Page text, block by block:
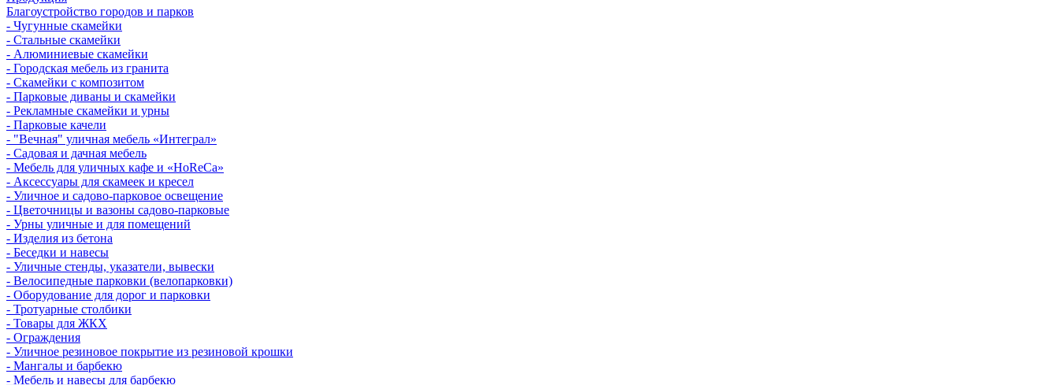
Благоустройство городов и парков
- Чугунные скамейки
- Стальные скамейки
- Алюминиевые скамейки
- Городская мебель из гранита
- Скамейки с композитом
- Парковые диваны и скамейки
- Рекламные скамейки и урны
- Парковые качели
- "Вечная" уличная мебель «Интеграл»
- Садовая и дачная мебель
- Мебель для уличных кафе и «HoReCa»
- Аксессуары для скамеек и кресел
- Уличное и садово-парковое освещение
- Цветочницы и вазоны садово-парковые
- Урны уличные и для помещений
- Изделия из бетона
- Беседки и навесы
- Уличные стенды, указатели, вывески
- Велосипедные парковки (велопарковки)
- Оборудование для дорог и парковки
- Тротуарные столбики
- Товары для ЖКХ
- Ограждения
- Уличное резиновое покрытие из резиновой крошки
- Мангалы и барбекю
- Мебель и навесы для барбекю